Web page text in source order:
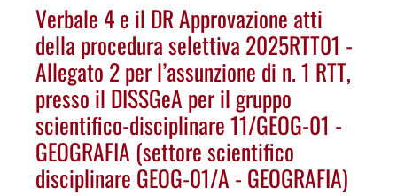
Verbale 4 e il DR Approvazione atti
della procedura selettiva 2025RTT01 -
Allegato 2 per l’assunzione di n. 1 RTT,
presso il DISSGeA per il gruppo
scientifico-disciplinare 11/GEOG-01 -
GEOGRAFIA (settore scientifico
disciplinare GEOG-01/A - GEOGRAFIA)